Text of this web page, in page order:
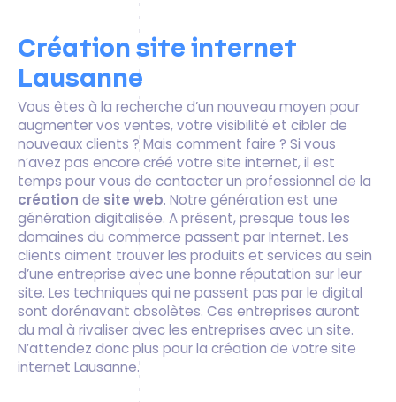
Création site internet
Lausanne
Vous êtes à la recherche d’un nouveau moyen pour
augmenter vos ventes, votre visibilité et cibler de
nouveaux clients ? Mais comment faire ? Si vous
n’avez pas encore créé votre site internet, il est
temps pour vous de contacter un professionnel de la
création de site web. Notre génération est une
génération digitalisée. A présent, presque tous les
domaines du commerce passent par Internet. Les
clients aiment trouver les produits et services au sein
d’une entreprise avec une bonne réputation sur leur
site. Les techniques qui ne passent pas par le digital
sont dorénavant obsolètes. Ces entreprises auront
du mal à rivaliser avec les entreprises avec un site.
N’attendez donc plus pour la création de votre site
internet Lausanne.